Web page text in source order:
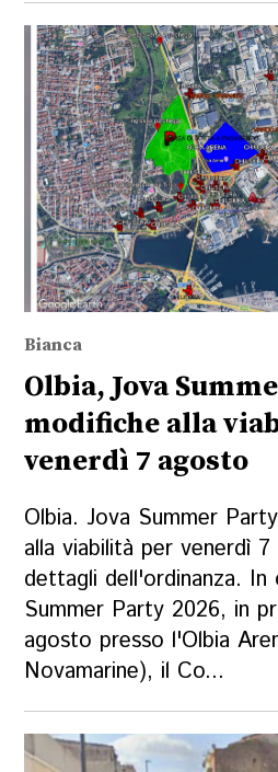
Bianca
Olbia, Jova
modifiche alla
venerdì 7 agosto
Olbia. Jova Summer
alla viabilità per venerdì
dettagli dell'ordinanza. In
Summer Party 2026, in
agosto presso l'Olbia
Novamarine), il Co...